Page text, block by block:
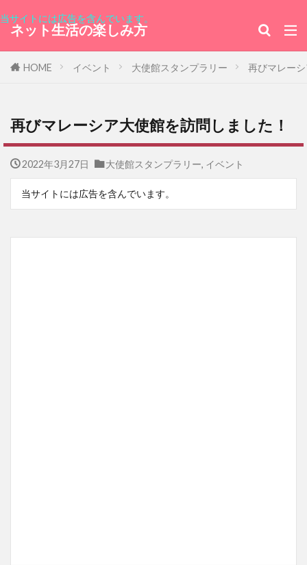
当サイトには広告を含んでいます。
ネット生活の楽しみ方
HOME イベント 大使館スタンプラリー 再びマレー
再びマレーシア大使館を訪問しました！
2022年3月27日 大使館スタンプラリー, イベント
当サイトには広告を含んでいます。